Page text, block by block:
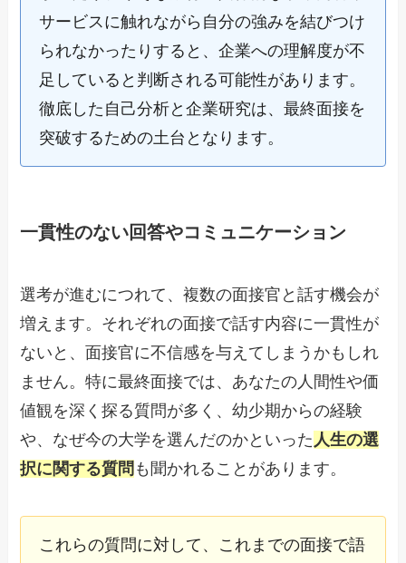
サービスに触れながら自分の強みを結びつけ
られなかったりすると、企業への理解度が不
足していると判断される可能性があります。
徹底した自己分析と企業研究は、最終面接を
突破するための土台となります。
一貫性のない回答やコミュニケーション
選考が進むにつれて、複数の面接官と話す機会が
増えます。それぞれの面接で話す内容に一貫性が
ないと、面接官に不信感を与えてしまうかもしれ
ません。特に最終面接では、あなたの人間性や価
値観を深く探る質問が多く、幼少期からの経験
や、なぜ今の大学を選んだのかといった 人生の選
択に関する質問 も聞かれることがあります。
これらの質問に対して、これまでの面接で語